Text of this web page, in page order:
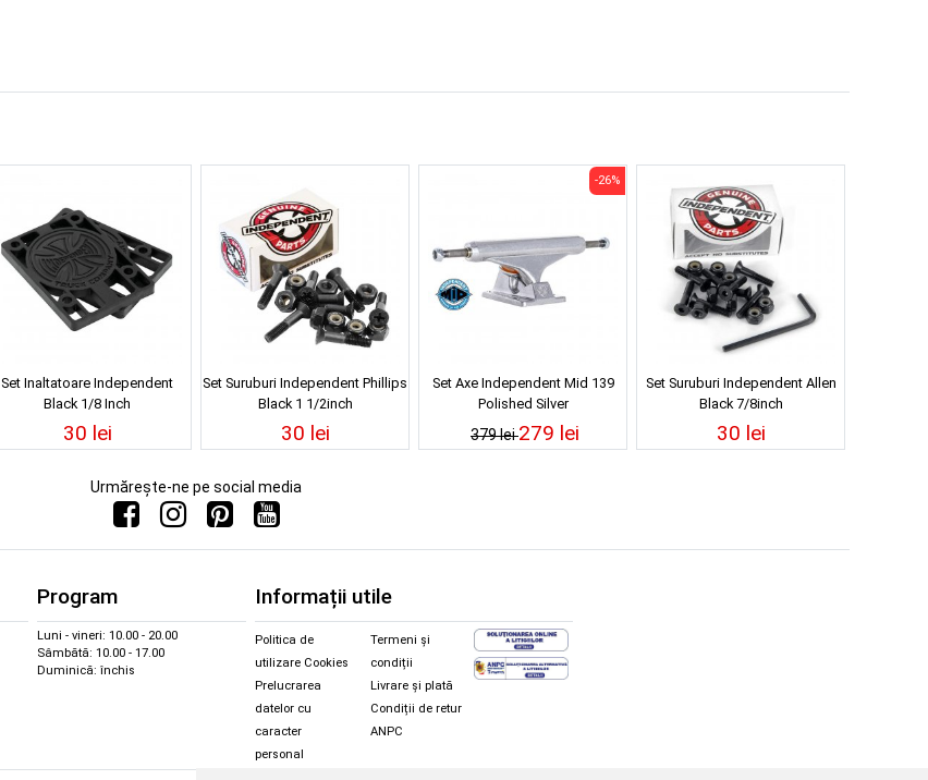
Set Inaltatoare Independent
Black 1/8 Inch
30 lei
Set Suruburi Independent Phillips
Black 1 1/2inch
30 lei
Set Axe Independent Mid 139
Polished Silver
379 lei
-26%
279 lei
Set Suruburi Independent Allen
Black 7/8inch
30 lei
Urmărește-ne pe social media
Program
Luni - vineri: 10.00 - 20.00
Sâmbătă: 10.00 - 17.00
Duminică: închis
Informații utile
Politica de
utilizare Cookies
Prelucrarea
datelor cu
caracter
personal
Termeni și
condiții
Livrare și plată
Condiții de retur
ANPC